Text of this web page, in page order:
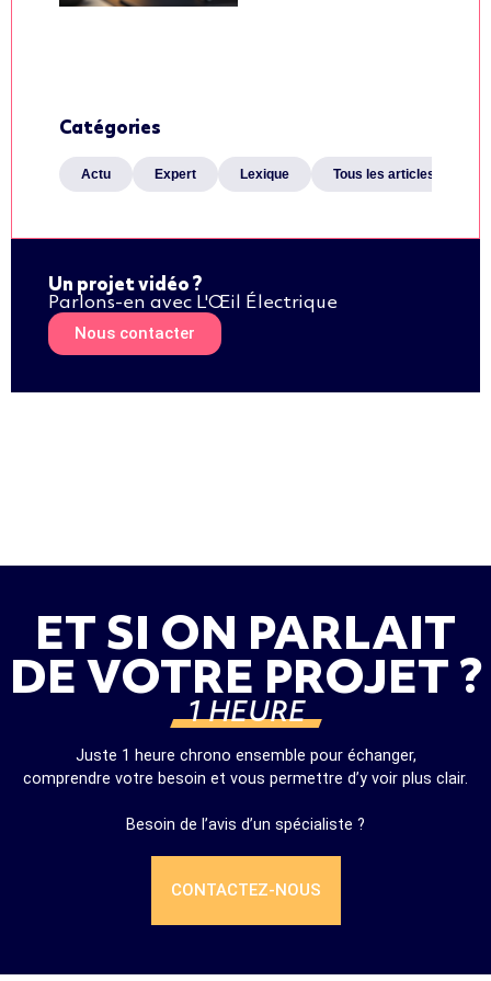
Catégories
Actu Expert Lexique Tous les articles
Un projet vidéo ?
Parlons-en avec L'Œil Électrique
Nous contacter
ET SI ON PARLAIT
DE VOTRE PROJET ?
1 HEURE
Juste 1 heure chrono ensemble pour échanger,
comprendre votre besoin et vous permettre d’y voir plus clair.
Besoin de l’avis d’un spécialiste ?
CONTACTEZ-NOUS